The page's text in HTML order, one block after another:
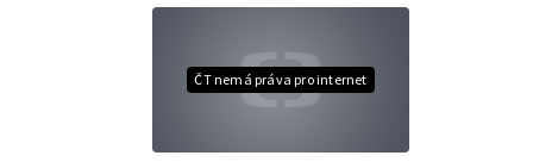
ČT nemá práva pro internet